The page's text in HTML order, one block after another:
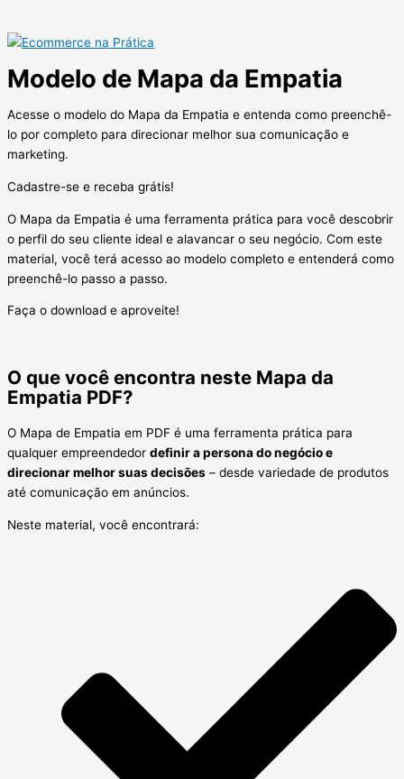
Modelo de Mapa da Empatia
Acesse o modelo do Mapa da Empatia e entenda como preenchê-
lo por completo para direcionar melhor sua comunicação e
marketing.
Cadastre-se e receba grátis!
O Mapa da Empatia é uma ferramenta prática para você descobrir
o perfil do seu cliente ideal e alavancar o seu negócio. Com este
material, você terá acesso ao modelo completo e entenderá como
preenchê-lo passo a passo.
Faça o download e aproveite!
O que você encontra neste Mapa da
Empatia PDF?
O Mapa de Empatia em PDF é uma ferramenta prática para
qualquer empreendedor definir a persona do negócio e
direcionar melhor suas decisões – desde variedade de produtos
até comunicação em anúncios.
Neste material, você encontrará: